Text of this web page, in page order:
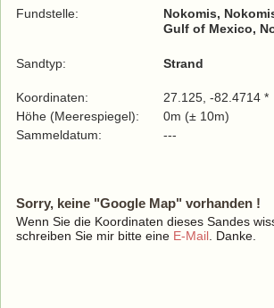
Fundstelle:
Nokomis,
Gulf of Mexico,
Sandtyp: Strand
Koordinaten:
27.125, -82.4714 *
Höhe (Meerespiegel):
0m (± 10m)
Sammeldatum:
---
Sorry, keine "Google Map" vorhanden !
Wenn Sie die Koordinaten dieses Sandes
schreiben Sie mir bitte eine E-Mail . Danke.